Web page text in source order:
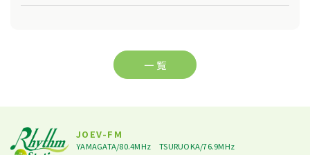
一 覧
JOEV-FM
YAMAGATA/80.4MHz
TSURUOKA/76.9MHz